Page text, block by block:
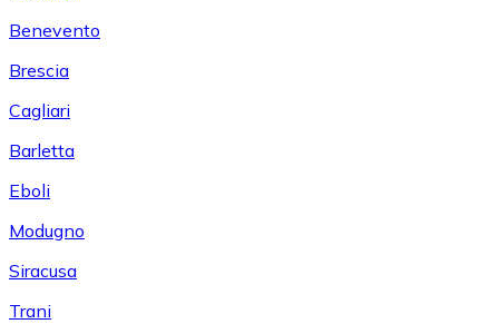
Benevento
Brescia
Cagliari
Barletta
Eboli
Modugno
Siracusa
Trani